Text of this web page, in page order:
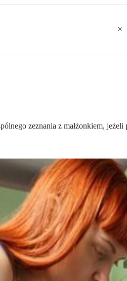
zeznania z małżonkiem,